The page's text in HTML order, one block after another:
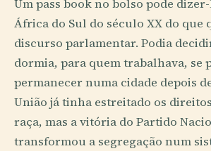
Um pass book no bolso pode
África do Sul do século XX do que
discurso parlamentar. Podia
dormia, para quem trabalhava, se
permanecer numa cidade depois
União já tinha estreitado os
raça, mas a vitória do Partido
transformou a segregação num